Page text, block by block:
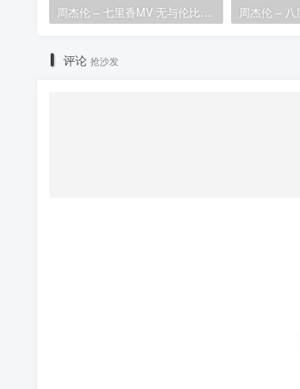
周杰伦 – 七里香MV 无与伦比演唱会台湾版 BonusDVD（DVD/ISO/2.99G）
评论 抢沙发